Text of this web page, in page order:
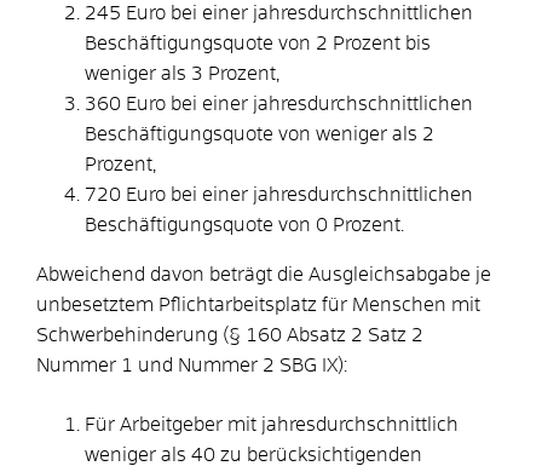
245 Euro bei einer jahresdurchschnittlichen
Beschäftigungsquote von 2 Prozent bis
weniger als 3 Prozent,
360 Euro bei einer jahresdurchschnittlichen
Beschäftigungsquote von weniger als 2
Prozent,
720 Euro bei einer jahresdurchschnittlichen
Beschäftigungsquote von 0 Prozent.
Abweichend davon beträgt die Ausgleichsabgabe je
unbesetztem Pflichtarbeitsplatz für Menschen mit
Schwerbehinderung (§ 160 Absatz 2 Satz 2
Nummer 1 und Nummer 2 SBG IX):
Für Arbeitgeber mit jahresdurchschnittlich
weniger als 40 zu berücksichtigenden